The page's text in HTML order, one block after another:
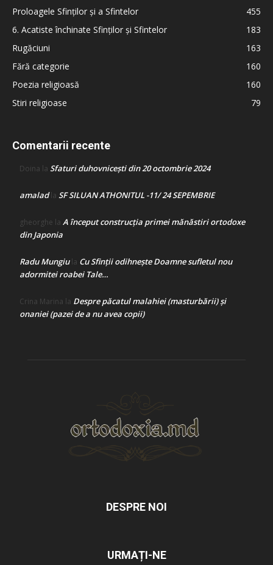
Proloagele Sfinților și a Sfintelor
455
6. Acatiste închinate Sfinților și Sfintelor
183
Rugăciuni
163
Fără categorie
160
Poezia religioasă
160
Stiri religioase
79
Comentarii recente
Doina la Sfaturi duhovnicești din 20 octombrie 2024
amaladla SF SILUAN ATHONITUL -11/ 24 SEPEMBRIE
gheorghe la A început construcţia primei mănăstiri ortodoxe
din Japonia
Radu Mungiula Cu Sfinții odihnește Doamne sufletul nou
adormitei roabei Tale…
Crina Marina la Despre păcatul malahiei (masturbării) şi
onaniei (pazei de a nu avea copii)
DESPRE NOI
URMAȚI-NE